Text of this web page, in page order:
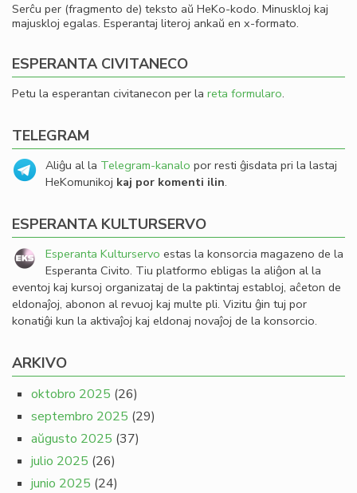
Serĉu per (fragmento de) teksto aŭ HeKo-kodo. Minuskloj kaj
majuskloj egalas. Esperantaj literoj ankaŭ en x-formato.
ESPERANTA CIVITANECO
Petu la esperantan civitanecon per la reta formularo.
TELEGRAM
Aliĝu al la Telegram-kanalo por resti ĝisdata pri la lastaj
HeKomunikoj kaj por komenti ilin.
ESPERANTA KULTURSERVO
Esperanta Kulturservo estas la konsorcia magazeno de la
Esperanta Civito. Tiu platformo ebligas la aliĝon al la
eventoj kaj kursoj organizataj de la paktintaj establoj, aĉeton de
eldonaĵoj, abonon al revuoj kaj multe pli. Vizitu ĝin tuj por
konatiĝi kun la aktivaĵoj kaj eldonaj novaĵoj de la konsorcio.
ARKIVO
oktobro 2025 (26)
septembro 2025 (29)
aŭgusto 2025 (37)
julio 2025 (26)
junio 2025 (24)